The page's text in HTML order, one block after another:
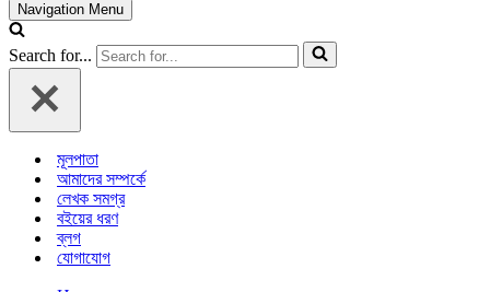
Navigation Menu
Search for...
মূলপাতা
আমাদের সম্পর্কে
লেখক সমগ্র
বইয়ের ধরণ
ব্লগ
যোগাযোগ